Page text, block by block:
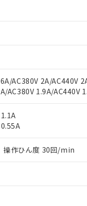
AC380V 2A/AC440V
AC380V 1.9A/AC440V
作ひん度 30回/min
引先、またはお客様担
販売ネットワーク
」を
諾なく第三者に漏洩ま
ご利用いただくには、
た部品リストについて
取引・商談に必要な範
用に関して"
の「1.共
目は除く。
ることがあります。
す。
下であることを示しま
超えていることを示し
、
、 PBDEs(ポリ臭化ジ
) : 1000ppm、 BBP(フタル酸
あることを示します。
漏えいし、環境に深
び外国貿易法に定める
器、生物兵器またはそ
上記1、2および3の内
が違法に輸出するおそ
様のお取引先、または
い)
していない機種